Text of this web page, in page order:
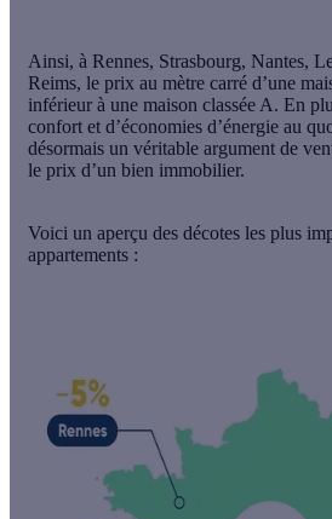
Ainsi, à Rennes, Strasbourg, Nantes,
Reims, le prix au mètre carré d’une
inférieur à une maison classée A. En
confort et d’économies d’énergie au
désormais un véritable argument de
le prix d’un bien immobilier.
Voici un aperçu des décotes les plus
appartements :